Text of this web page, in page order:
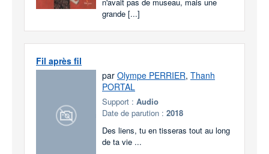
grande [...]
Fil après fil
par Olympe PERRIER, Thanh
PORTAL
Support : Audio
Date de parution : 2018
Des liens, tu en tisseras tout au long
de ta vie ...